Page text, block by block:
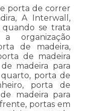
porta de correr
A Interwall,
se trata
organização
de madeira,
de madeira
madeira para
porta de
porta de
madeira para
portas em